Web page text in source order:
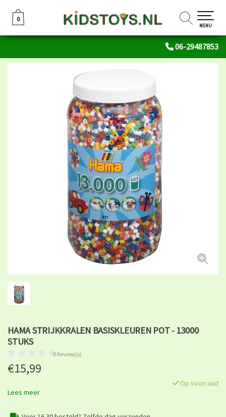
06-29487853
0
0
MENU
HAMA STRIJKKRALEN BASISKLEUREN POT - 13000
STUKS
0 Review(s)
€15,99
Op voorraad
Lees meer